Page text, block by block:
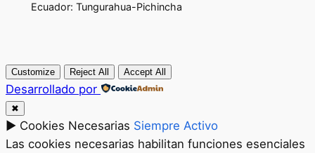
Ecuador: Tungurahua-Pichincha
Customize Reject All Accept All
Desarrollado por
✖
► Cookies Necesarias Siempre Activo
Las cookies necesarias habilitan funciones esenciales